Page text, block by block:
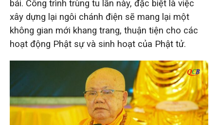
bái. Công trình trùng tu lần này, đặc biệt là việc
xây dựng lại ngôi chánh điện sẽ mang lại một
không gian mới khang trang, thuận tiện cho các
hoạt động Phật sự và sinh hoạt của Phật tử.